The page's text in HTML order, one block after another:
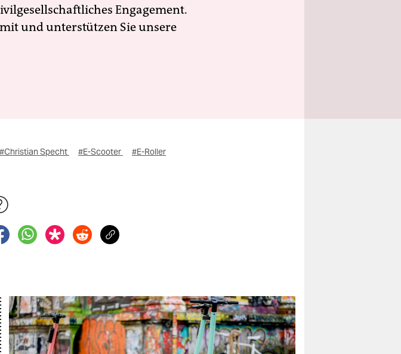
Engagement.
und unterstützen Sie unsere
#Christian Specht #E-Scooter
#E-Roller